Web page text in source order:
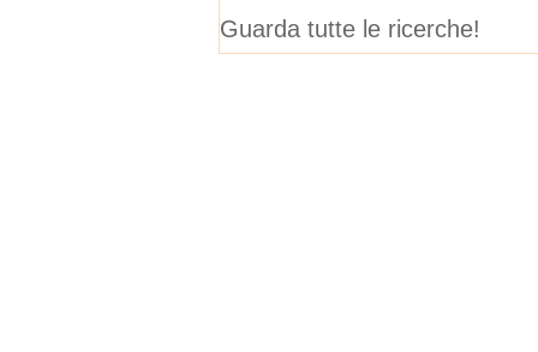
Guarda tutte le ricerche!